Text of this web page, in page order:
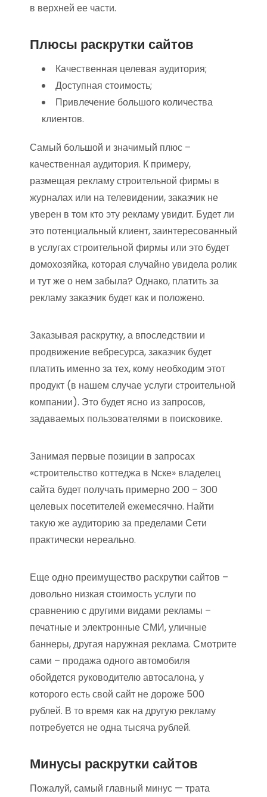
в верхней ее части.
Плюсы раскрутки сайтов
Качественная целевая аудитория;
Доступная стоимость;
Привлечение большого количества
клиентов.
Самый большой и значимый плюс –
качественная аудитория. К примеру,
размещая рекламу строительной фирмы в
журналах или на телевидении, заказчик не
уверен в том кто эту рекламу увидит. Будет ли
это потенциальный клиент, заинтересованный
в услугах строительной фирмы или это будет
домохозяйка, которая случайно увидела ролик
и тут же о нем забыла? Однако, платить за
рекламу заказчик будет как и положено.
Заказывая раскрутку, а впоследствии и
продвижение вебресурса, заказчик будет
платить именно за тех, кому необходим этот
продукт (в нашем случае услуги строительной
компании). Это будет ясно из запросов,
задаваемых пользователями в поисковике.
Занимая первые позиции в запросах
«строительство коттеджа в Nске» владелец
сайта будет получать примерно 200 – 300
целевых посетителей ежемесячно. Найти
такую же аудиторию за пределами Сети
практически нереально.
Еще одно преимущество раскрутки сайтов –
довольно низкая стоимость услуги по
сравнению с другими видами рекламы –
печатные и электронные СМИ, уличные
баннеры, другая наружная реклама. Смотрите
сами – продажа одного автомобиля
обойдется руководителю автосалона, у
которого есть свой сайт не дороже 500
рублей. В то время как на другую рекламу
потребуется не одна тысяча рублей.
Минусы раскрутки сайтов
Пожалуй, самый главный минус — трата